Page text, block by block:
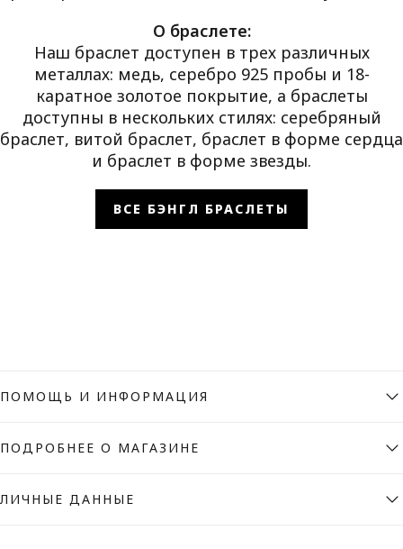
О браслете:
Наш браслет доступен в трех различных
металлах: медь, серебро 925 пробы и 18-
каратное золотое покрытие, а браслеты
доступны в нескольких стилях: серебряный
браслет, витой браслет, браслет в форме сердца
и браслет в форме звезды.
ВСЕ БЭНГЛ БРАСЛЕТЫ
ПОМОЩЬ И ИНФОРМАЦИЯ
ПОДРОБНЕЕ О МАГАЗИНЕ
ЛИЧНЫЕ ДАННЫЕ